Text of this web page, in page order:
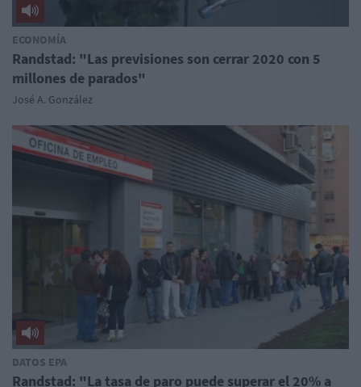
ECONOMÍA
Randstad: "Las previsiones son cerrar 2020 con 5
millones de parados"
José A. González
DATOS EPA
Randstad: "La tasa de paro puede superar el 20% a